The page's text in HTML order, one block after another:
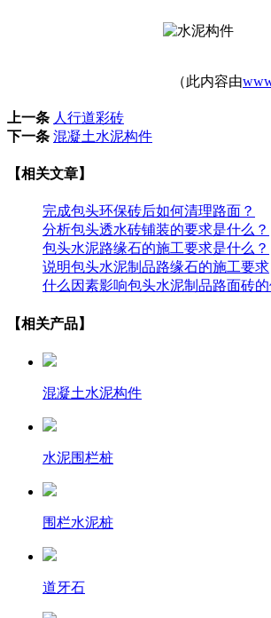
（此内容由
上一条 人行道彩砖
下一条 混凝土水泥构件
【相关文章】
完成包头环保砖后如何清理路面？
分析包头透水砖铺装的要求是什么？
包头水泥路缘石的施工要求是什么？
说明包头水泥制品路缘石的施工要求
什么因素影响包头水泥制品路面砖的
【相关产品】
混凝土水泥构件
水泥围栏桩
围栏水泥桩
道牙石